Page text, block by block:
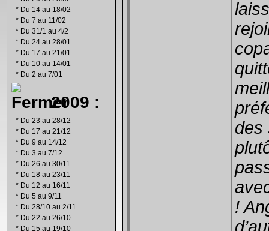
* Du 14 au 18/02
* Du 7 au 11/02
* Du 31/1 au 4/2
* Du 24 au 28/01
* Du 17 au 21/01
* Du 10 au 14/01
* Du 2 au 7/01
2009 :
* Du 23 au 28/12
* Du 17 au 21/12
* Du 9 au 14/12
* Du 3 au 7/12
* Du 26 au 30/11
* Du 18 au 23/11
* Du 12 au 16/11
* Du 5 au 9/11
* Du 28/10 au 2/11
* Du 22 au 26/10
* Du 15 au 19/10
des
!